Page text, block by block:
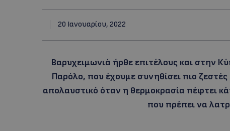
20 Ιανουαρίου, 2022
Βαρυχειμωνιά ήρθε επιτέλους και στην
Παρόλο, που έχουμε συνηθίσει πιο
απολαυστικό όταν η θερμοκρασία πέφτει
που πρέπει να